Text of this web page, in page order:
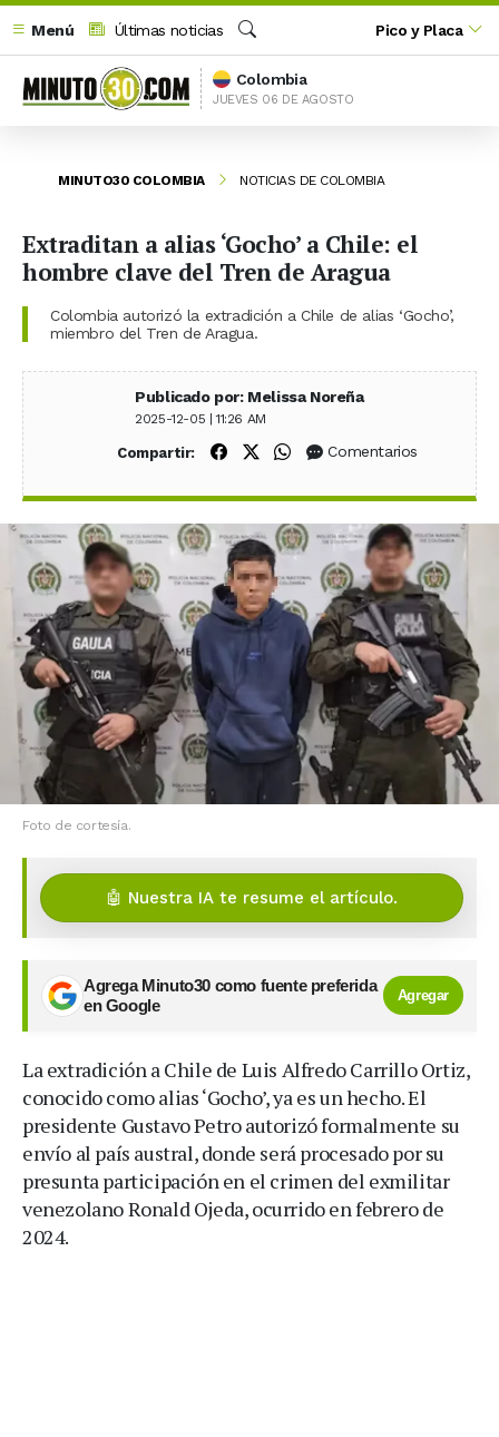
Menú
Últimas noticias
Buscar
Pico y Placa
Colombia
JUEVES 06 DE AGOSTO
MINUTO30 COLOMBIA NOTICIAS DE COLOMBIA
Extraditan a alias ‘Gocho’ a Chile: el
hombre clave del Tren de Aragua
Colombia autorizó la extradición a Chile de alias ‘Gocho’,
miembro del Tren de Aragua.
Publicado por: Melissa Noreña
2025-12-05 | 11:26 AM
Compartir: Compartir en Facebook
Compartir en X (Twitter)
Compartir en WhatsApp
Comentarios
Foto de cortesía.
🤖 Nuestra IA te resume el artículo.
Agrega Minuto30 como fuente preferida
en Google
Agregar
La extradición a Chile de Luis Alfredo Carrillo Ortiz,
conocido como alias ‘Gocho’, ya es un hecho. El
presidente Gustavo Petro autorizó formalmente su
envío al país austral, donde será procesado por su
presunta participación en el crimen del exmilitar
venezolano Ronald Ojeda, ocurrido en febrero de
2024.